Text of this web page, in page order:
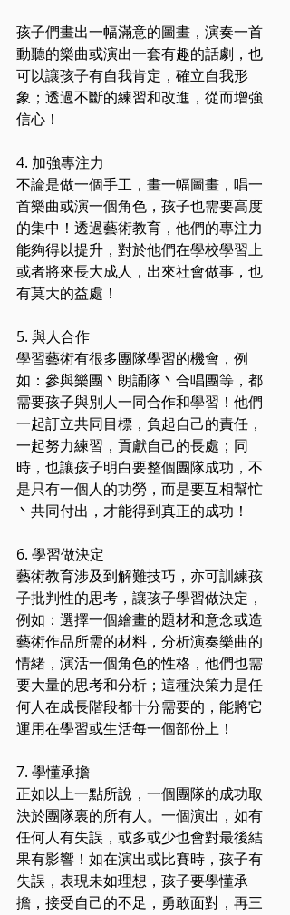
孩子們畫出一幅滿意的圖畫，演奏一首
動聽的樂曲或演出一套有趣的話劇，也
可以讓孩子有自我肯定，確立自我形
象；透過不斷的練習和改進，從而增強
信心！
4. 加強專注力
不論是做一個手工，畫一幅圖畫，唱一
首樂曲或演一個角色，孩子也需要高度
的集中！透過藝術教育，他們的專注力
能夠得以提升，對於他們在學校學習上
或者將來長大成人，出來社會做事，也
有莫大的益處！
5. 與人合作
學習藝術有很多團隊學習的機會，例
如：參與樂團丶朗誦隊丶合唱團等，都
需要孩子與別人一同合作和學習！他們
一起訂立共同目標，負起自己的責任，
一起努力練習，貢獻自己的長處；同
時，也讓孩子明白要整個團隊成功，不
是只有一個人的功勞，而是要互相幫忙
丶共同付出，才能得到真正的成功！
6. 學習做決定
藝術教育涉及到解難技巧，亦可訓練孩
子批判性的思考，讓孩子學習做決定，
例如：選擇一個繪畫的題材和意念或造
藝術作品所需的材料，分析演奏樂曲的
情緒，演活一個角色的性格，他們也需
要大量的思考和分析；這種決策力是任
何人在成長階段都十分需要的，能將它
運用在學習或生活每一個部份上！
7. 學懂承擔
正如以上一點所說，一個團隊的成功取
決於團隊裏的所有人。一個演出，如有
任何人有失誤，或多或少也會對最後結
果有影響！如在演出或比賽時，孩子有
失誤，表現未如理想，孩子要學懂承
擔，接受自己的不足，勇敢面對，再三